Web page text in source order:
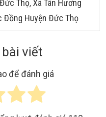
Thọ, Xã Tân Hương
Đồng Huyện Đức Thọ
viết
để đánh giá